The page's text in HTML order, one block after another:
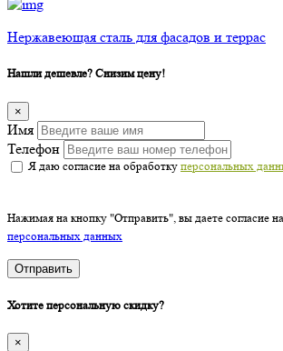
Нержавеющая сталь для фасадов и террас
Нашли дешевле? Снизим цену!
×
Имя
Телефон
Я даю согласие на обработку персональных
Нажимая на кнопку "Отправить", вы даете согласие
персональных данных
Отправить
Хотите персональную скидку?
×